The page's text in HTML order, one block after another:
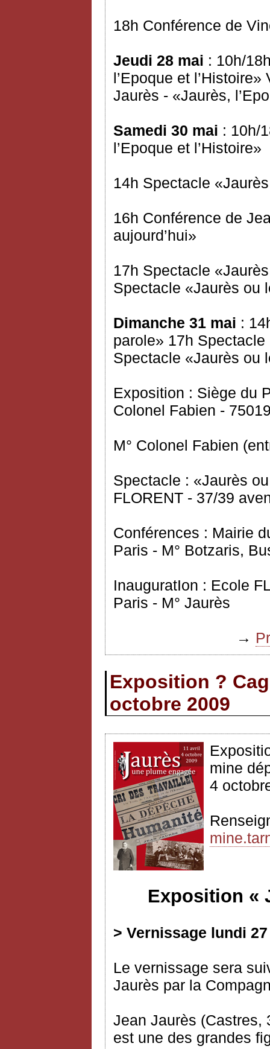
18h Conférence de
Jeudi 28 mai : 10h/
l’Epoque et
Jaurès - «Jaurès,
Samedi 30 mai : 10h/
l’Epoque et l’Histoire»
14h Spectacle
16h Conférence de
aujourd’hui»
17h Spectacle
Spectacle «Jaurès ou
Dimanche 31 mai :
parole» 17h
Spectacle «Jaurès ou
Exposition : Siège du
Colonel Fabien -
M° Colonel Fabien
Spectacle : «Jaurès
FLORENT - 37/39
Conférences : Mairie
Paris - M° Botzaris,
InauguratIon : Ecole
Paris - M° Jaurès
→
Exposition ?
octobre 2009
mine
4
Exposition «
> Vernissage lundi
Le vernissage sera
Jaurès par la
Jean Jaurès (Castres,
est une des grandes